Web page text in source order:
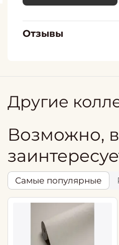
Отзывы
Другие
Возможно,
Самые популярные